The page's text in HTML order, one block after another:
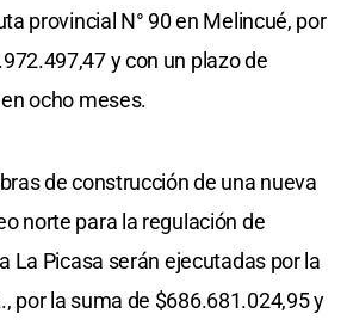
provincial N° 90 en Melincué, por
y con un plazo de
ocho meses.
de construcción de una nueva
norte para la regulación de
La Picasa serán ejecutadas por la
por la suma de $686.681.024,95 y